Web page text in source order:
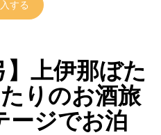
する
】上伊那ぼた
りのお酒旅
ージでお泊